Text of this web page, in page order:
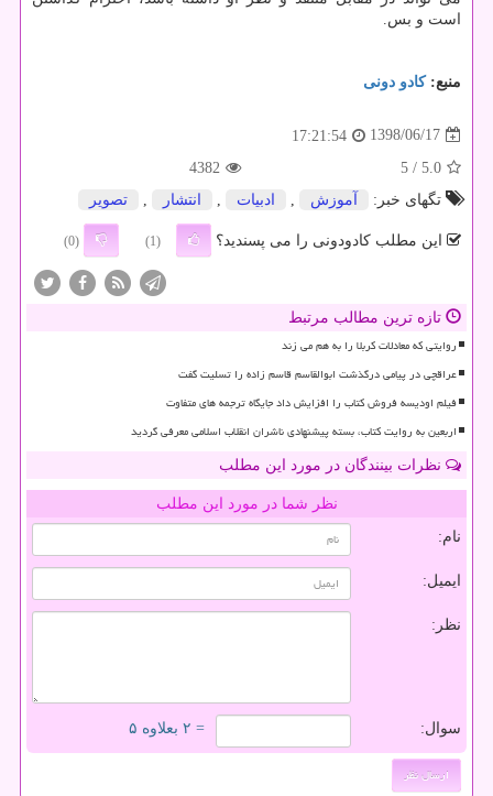
است و بس.
منبع:كادو دونی
1398/06/17
17:21:54
5.0
/ 5
4382
تگهای خبر:
آموزش , ادبیات , انتشار , تصویر
این مطلب کادودونی را می پسندید؟ (1)
(0)
تازه ترین مطالب مرتبط
روایتی که معادلات کربلا را به هم می زند
عراقچی در پیامی درگذشت ابوالقاسم قاسم زاده را تسلیت گفت
فیلم اودیسه فروش کتاب را افزایش داد جایگاه ترجمه های متفاوت
اربعین به روایت کتاب، بسته پیشنهادی ناشران انقلاب اسلامی معرفی گردید
نظرات بینندگان در مورد این مطلب
نظر شما در مورد این مطلب
نام:
ایمیل:
نظر:
سوال: = ۲ بعلاوه ۵